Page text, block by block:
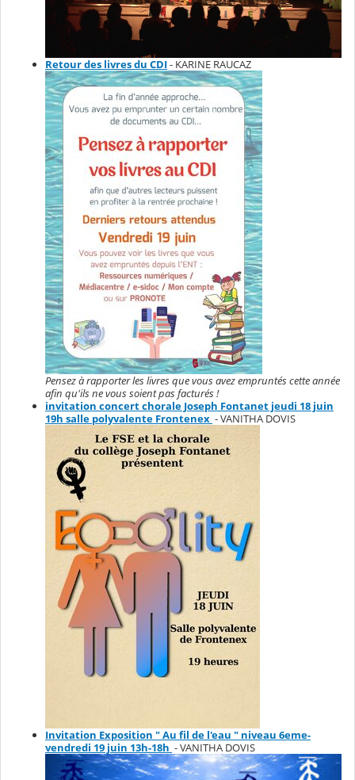
Retour des livres du CDI- KARINE RAUCAZ
Pensez à rapporter les livres que vous avez empruntés cette année
afin qu'ils ne vous soient pas facturés !
invitation concert chorale Joseph Fontanet jeudi 18 juin
19h salle polyvalente Frontenex - VANITHA DOVIS
Invitation Exposition " Au fil de l'eau " niveau 6eme-
vendredi 19 juin 13h-18h - VANITHA DOVIS